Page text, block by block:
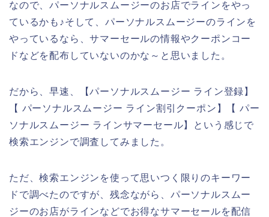
なので、パーソナルスムージーのお店でラインをやっ
ているかも♪そして、パーソナルスムージーのラインを
やっているなら、サマーセールの情報やクーポンコー
ドなどを配布していないのかな～と思いました。
だから、早速、【パーソナルスムージー ライン登録】
【 パーソナルスムージー ライン割引クーポン】【 パー
ソナルスムージー ラインサマーセール】という感じで
検索エンジンで調査してみました。
ただ、検索エンジンを使って思いつく限りのキーワー
ドで調べたのですが、残念ながら、パーソナルスムー
ジーのお店がラインなどでお得なサマーセールを配信